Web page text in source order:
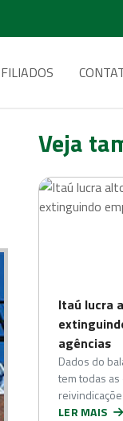
FILIADOS
Veja
Itaú lucra
agências
Dados do
tem todas
LER MAIS